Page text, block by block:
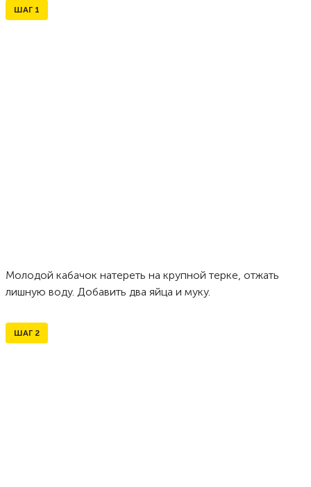
ШАГ 1
Молодой кабачок натереть на крупной терке, отжать
лишную воду. Добавить два яйца и муку.
ШАГ 2